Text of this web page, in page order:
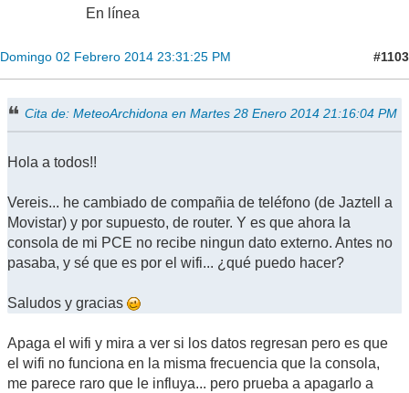
En línea
Domingo 02 Febrero 2014 23:31:25 PM #1103
Cita de: MeteoArchidona en Martes 28 Enero 2014 21:16:04 PM
Hola a todos!!
Vereis... he cambiado de compañia de teléfono (de Jaztell a
Movistar) y por supuesto, de router. Y es que ahora la
consola de mi PCE no recibe ningun dato externo. Antes no
pasaba, y sé que es por el wifi... ¿qué puedo hacer?
Saludos y gracias
Apaga el wifi y mira a ver si los datos regresan pero es que
el wifi no funciona en la misma frecuencia que la consola,
me parece raro que le influya... pero prueba a apagarlo a